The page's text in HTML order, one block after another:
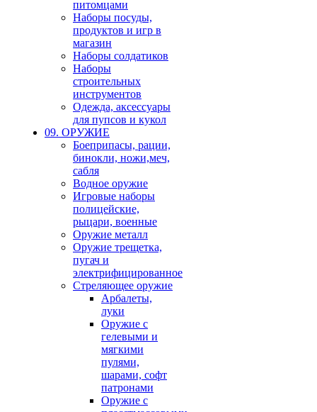
питомцами
Наборы посуды,
продуктов и игр в
магазин
Наборы солдатиков
Наборы
строительных
инструментов
Одежда, аксессуары
для пупсов и кукол
09. ОРУЖИЕ
Боеприпасы, рации,
бинокли, ножи,меч,
сабля
Водное оружие
Игровые наборы
полицейские,
рыцари, военные
Оружие металл
Оружие трещетка,
пугач и
электрифицированное
Стреляющее оружие
Арбалеты,
луки
Оружие с
гелевыми и
мягкими
пулями,
шарами, софт
патронами
Оружие с